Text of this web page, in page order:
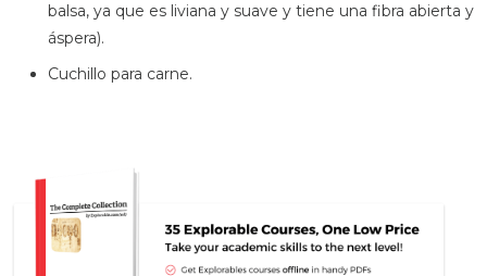
balsa, ya que es liviana y suave y tiene una fibra abierta y
áspera).
Cuchillo para carne.